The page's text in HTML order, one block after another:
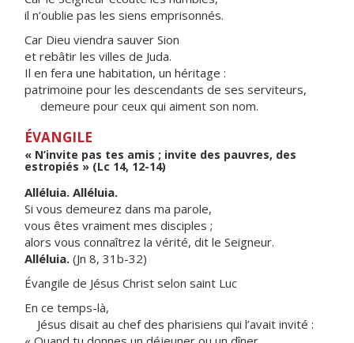
il n’oublie pas les siens emprisonnés.
Car Dieu viendra sauver Sion
et rebâtir les villes de Juda.
Il en fera une habitation, un héritage :
patrimoine pour les descendants de ses serviteurs,
demeure pour ceux qui aiment son nom.
ÉVANGILE
« N’invite pas tes amis ; invite des pauvres, des
estropiés » (Lc 14, 12-14)
Alléluia. Alléluia.
Si vous demeurez dans ma parole,
vous êtes vraiment mes disciples ;
alors vous connaîtrez la vérité, dit le Seigneur.
Alléluia. (Jn 8, 31b-32)
Évangile de Jésus Christ selon saint Luc
En ce temps-là,
Jésus disait au chef des pharisiens qui l’avait invité :